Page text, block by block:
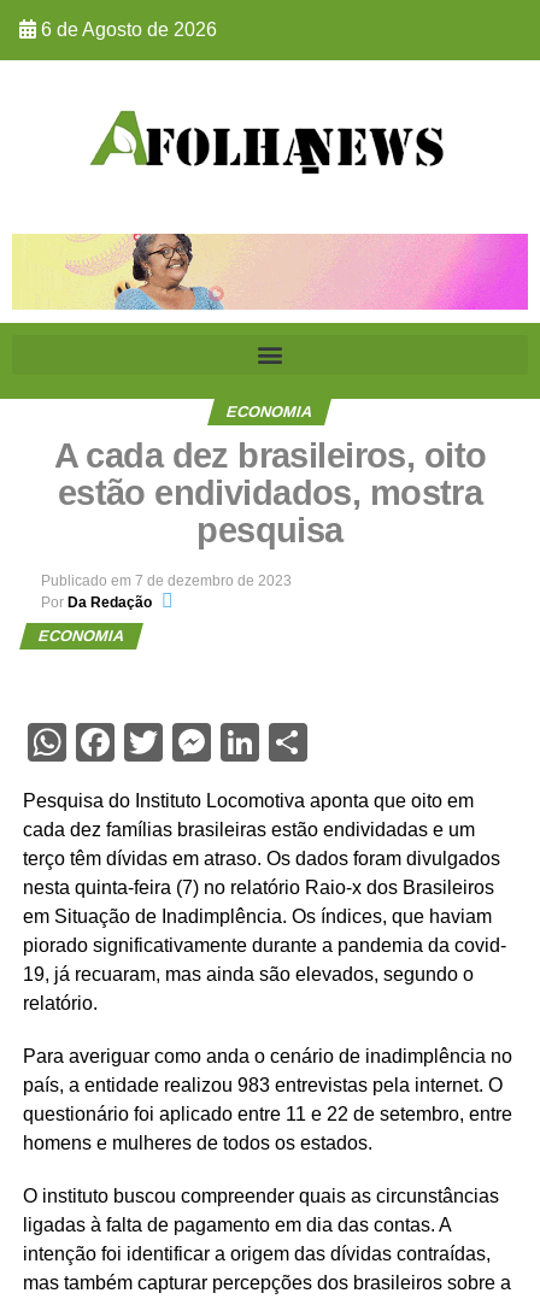
6 de Agosto de 2026
ECONOMIA
A cada dez brasileiros, oito
estão endividados, mostra
pesquisa
Publicado em 7 de dezembro de 2023
Por Da Redação
ECONOMIA
WhatsApp
Facebook
Twitter
Messenger
LinkedIn
Share
Pesquisa do Instituto Locomotiva aponta que oito em
cada dez famílias brasileiras estão endividadas e um
terço têm dívidas em atraso. Os dados foram divulgados
nesta quinta-feira (7) no relatório Raio-x dos Brasileiros
em Situação de Inadimplência. Os índices, que haviam
piorado significativamente durante a pandemia da covid-
19, já recuaram, mas ainda são elevados, segundo o
relatório.
Para averiguar como anda o cenário de inadimplência no
país, a entidade realizou 983 entrevistas pela internet. O
questionário foi aplicado entre 11 e 22 de setembro, entre
homens e mulheres de todos os estados.
O instituto buscou compreender quais as circunstâncias
ligadas à falta de pagamento em dia das contas. A
intenção foi identificar a origem das dívidas contraídas,
mas também capturar percepções dos brasileiros sobre a